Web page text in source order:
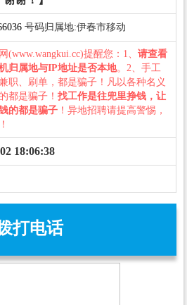
号码归属地:伊春市移动
(www.wangkui.cc)提醒您：1、 请查看
归属地与IP地址是否本地。2、手工
职、刷单，都是骗子！凡以各种名义
都是骗子！ 找工作是往兜里挣钱，让
的都是骗子 ！异地招聘请提高警惕，
18:06:38
打电话